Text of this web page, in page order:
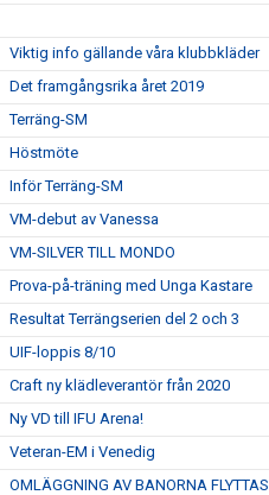
Viktig info gällande våra klubbkläder
Det framgångsrika året 2019
Terräng-SM
Höstmöte
Inför Terräng-SM
VM-debut av Vanessa
VM-SILVER TILL MONDO
Prova-på-träning med Unga Kastare
Resultat Terrängserien del 2 och 3
UIF-loppis 8/10
Craft ny klädleverantör från 2020
Ny VD till IFU Arena!
Veteran-EM i Venedig
OMLÄGGNING AV BANORNA FLYTTAS